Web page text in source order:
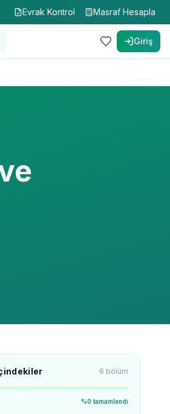
Evrak Kontrol Masraf Hesapla
Giriş
6 bölüm
%0 tamamlandı